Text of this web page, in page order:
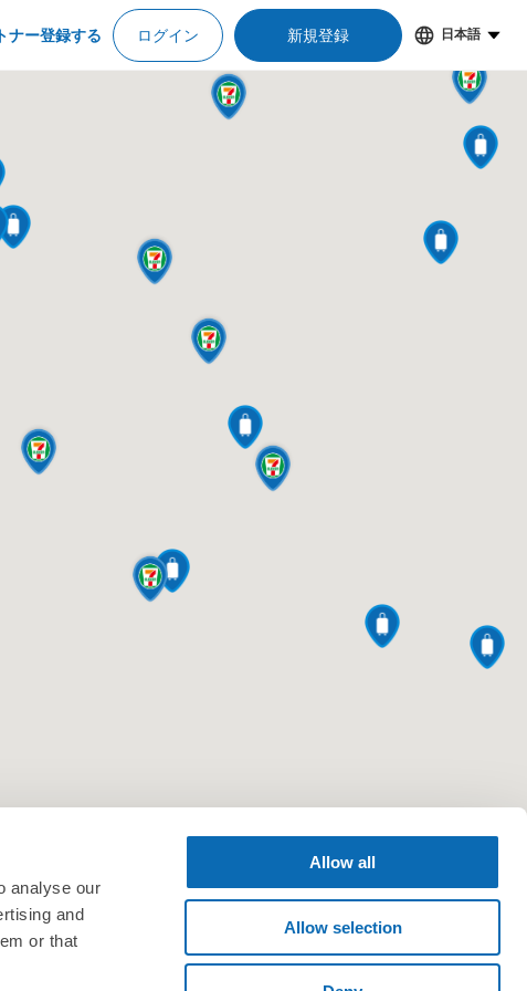
analyse our
and
or that
Allow all
Allow selection
ナー登録する ログイン 新規登録 日本語